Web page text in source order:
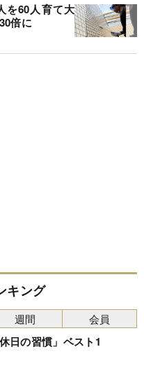
を60人育て大
倍に
キング
日の習慣」ベスト1
週間 会員